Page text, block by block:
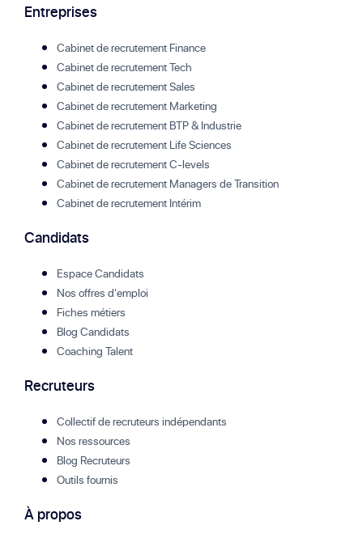
Entreprises
Cabinet de recrutement Finance
Cabinet de recrutement Tech
Cabinet de recrutement Sales
Cabinet de recrutement Marketing
Cabinet de recrutement BTP & Industrie
Cabinet de recrutement Life Sciences
Cabinet de recrutement C-levels
Cabinet de recrutement Managers de Transition
Cabinet de recrutement Intérim
Candidats
Espace Candidats
Nos offres d'emploi
Fiches métiers
Blog Candidats
Coaching Talent
Recruteurs
Collectif de recruteurs indépendants
Nos ressources
Blog Recruteurs
Outils fournis
À propos